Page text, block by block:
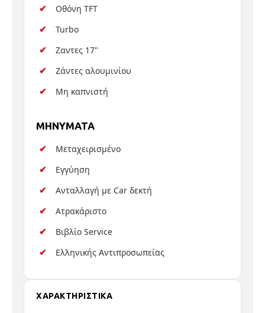
Οθόνη TFT
Turbo
Ζαντες 17"
Ζάντες αλουμινίου
Μη καπνιστή
MHNYMATA
Μεταχειρισμένο
Εγγύηση
Ανταλλαγή με Car δεκτή
Ατρακάριστο
Βιβλίο Service
Ελληνικής Αντιπροσωπείας
ΧΑΡΑΚΤΗΡΙΣΤΙΚΑ